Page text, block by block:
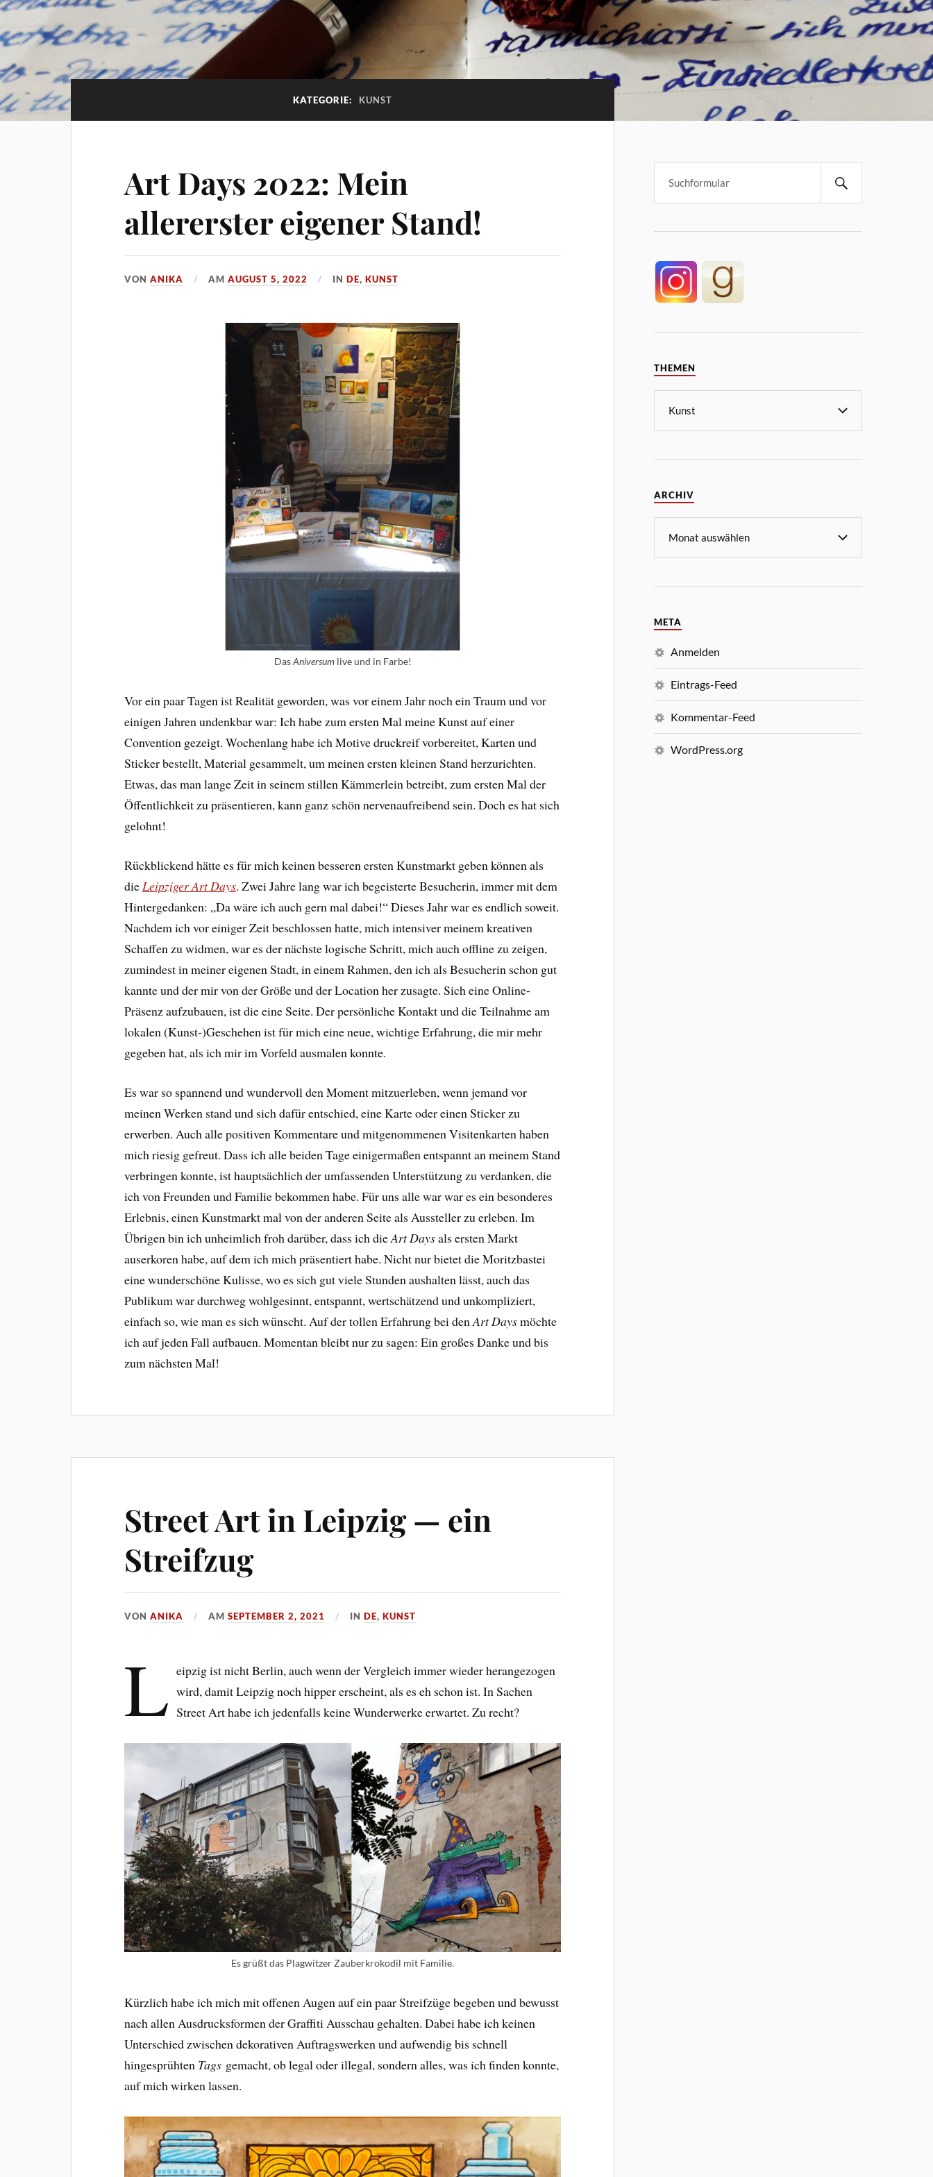
KATEGORIE: KUNST
Art Days 2022: Mein
allererster eigener Stand!
VONANIKA AMAUGUST 5, 2022 INDE,KUNST
DasAniversumlive und in Farbe!
Vor ein paar Tagen ist Realität geworden, was vor einem Jahr noch ein Traum und vor
einigen Jahren undenkbar war: Ich habe zum ersten Mal meine Kunst auf einer
Convention gezeigt. Wochenlang habe ich Motive druckreif vorbereitet, Karten und
Sticker bestellt, Material gesammelt, um meinen ersten kleinen Stand herzurichten.
Etwas, das man lange Zeit in seinem stillen Kämmerlein betreibt, zum ersten Mal der
Öffentlichkeit zu präsentieren, kann ganz schön nervenaufreibend sein. Doch es hat sich
gelohnt!
Rückblickend hätte es für mich keinen besseren ersten Kunstmarkt geben können als
die Leipziger Art Days. Zwei Jahre lang war ich begeisterte Besucherin, immer mit dem
Hintergedanken: „Da wäre ich auch gern mal dabei!“ Dieses Jahr war es endlich soweit.
Nachdem ich vor einiger Zeit beschlossen hatte, mich intensiver meinem kreativen
Schaffen zu widmen, war es der nächste logische Schritt, mich auch offline zu zeigen,
zumindest in meiner eigenen Stadt, in einem Rahmen, den ich als Besucherin schon gut
kannte und der mir von der Größe und der Location her zusagte. Sich eine Online-
Präsenz aufzubauen, ist die eine Seite. Der persönliche Kontakt und die Teilnahme am
lokalen (Kunst-)Geschehen ist für mich eine neue, wichtige Erfahrung, die mir mehr
gegeben hat, als ich mir im Vorfeld ausmalen konnte.
Es war so spannend und wundervoll den Moment mitzuerleben, wenn jemand vor
meinen Werken stand und sich dafür entschied, eine Karte oder einen Sticker zu
erwerben. Auch alle positiven Kommentare und mitgenommenen Visitenkarten haben
mich riesig gefreut. Dass ich alle beiden Tage einigermaßen entspannt an meinem Stand
verbringen konnte, ist hauptsächlich der umfassenden Unterstützung zu verdanken, die
ich von Freunden und Familie bekommen habe. Für uns alle war war es ein besonderes
Erlebnis, einen Kunstmarkt mal von der anderen Seite als Aussteller zu erleben. Im
Übrigen bin ich unheimlich froh darüber, dass ich dieArt Daysals ersten Markt
auserkoren habe, auf dem ich mich präsentiert habe. Nicht nur bietet die Moritzbastei
eine wunderschöne Kulisse, wo es sich gut viele Stunden aushalten lässt, auch das
Publikum war durchweg wohlgesinnt, entspannt, wertschätzend und unkompliziert,
einfach so, wie man es sich wünscht. Auf der tollen Erfahrung bei denArt Daysmöchte
ich auf jeden Fall aufbauen. Momentan bleibt nur zu sagen: Ein großes Danke und bis
zum nächsten Mal!
Street Art in Leipzig — ein
Streifzug
VONANIKA AMSEPTEMBER 2, 2021 INDE,KUNST
L eipzig ist nicht Berlin, auch wenn der Vergleich immer wieder herangezogen
wird, damit Leipzig noch hipper erscheint, als es eh schon ist. In Sachen
Street Art habe ich jedenfalls keine Wunderwerke erwartet. Zu recht?
Es grüßt das Plagwitzer Zauberkrokodil mit Familie.
Kürzlich habe ich mich mit offenen Augen auf ein paar Streifzüge begeben und bewusst
nach allen Ausdrucksformen der Graffiti Ausschau gehalten. Dabei habe ich keinen
Unterschied zwischen dekorativen Auftragswerken und aufwendig bis schnell
hingesprühten Tags gemacht, ob legal oder illegal, sondern alles, was ich finden konnte,
auf mich wirken lassen.
THEMEN
ARCHIV
META
Anmelden
Eintrags-Feed
Kommentar-Feed
WordPress.org